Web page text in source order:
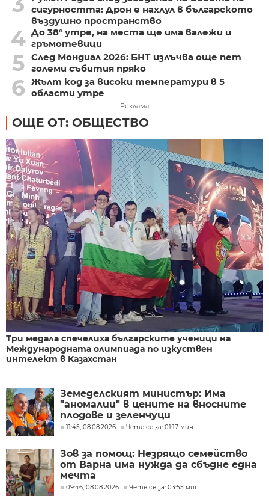
сигурността: Дрон е нахлул в българското
въздушно пространство
4 До 38° утре, на места ще има валежи и
гръмотевици
5 След Мондиал 2026: БНТ излъчва още пет
големи събития пряко
6 Жълт код за високи температури в 5
области утре
Реклама
ОЩЕ ОТ: ОБЩЕСТВО
Три медала спечелиха българските ученици на
Международната олимпиада по изкуствен
интелект в Казахстан
Земеделският министър: Има
"аномалии" в цените на вносните
плодове и зеленчуци
11:45, 08.08.2026 Чете се за: 01:17 мин.
Зов за помощ: Незрящо семейство
от Варна има нужда да сбъдне една
мечта
09:46, 08.08.2026 Чете се за: 03:55 мин.